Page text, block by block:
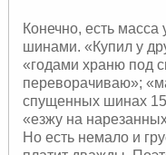
Конечно, есть
шинами. «Купил у
«годами храню под
переворачиваю»;
спущенных шинах 15
«езжу на
Но есть немало и